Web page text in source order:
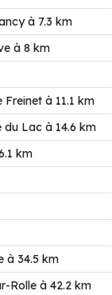
à 7.3 km
à 8 km
à 11.1 km
Lac à 14.6 km
km
à 34.5 km
Rolle à 42.2 km